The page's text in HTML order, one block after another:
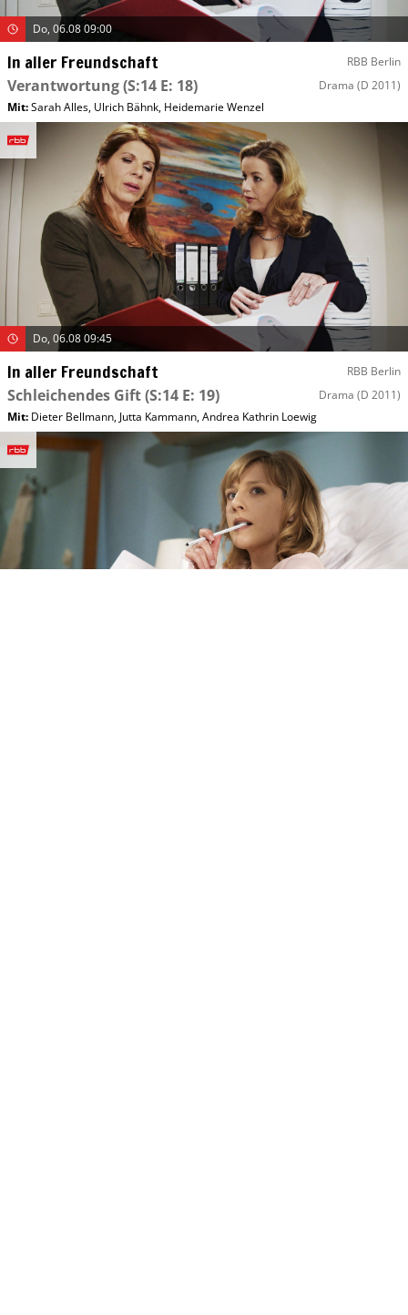
Do, 06.08 09:00
In aller Freundschaft RBB Berlin
Verantwortung(S:14 E: 18) Drama (D 2011)
Mit:Sarah Alles, Ulrich Bähnk, Heidemarie Wenzel
Do, 06.08 09:45
In aller Freundschaft RBB Berlin
Schleichendes Gift(S:14 E: 19) Drama (D 2011)
Mit: Dieter Bellmann, Jutta Kammann,Andrea Kathrin Loewig